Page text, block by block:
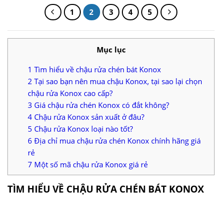
1 2 3 4 5
Mục lục
1 Tìm hiểu về chậu rửa chén bát Konox
2 Tại sao bạn nên mua chậu Konox, tại sao lại chọn
chậu rửa Konox cao cấp?
3 Giá chậu rửa chén Konox có đắt không?
4 Chậu rửa Konox sản xuất ở đâu?
5 Chậu rửa Konox loại nào tốt?
6 Địa chỉ mua chậu rửa chén Konox chính hãng giá
rẻ
7 Một số mã chậu rửa Konox giá rẻ
TÌM HIỂU VỀ CHẬU RỬA CHÉN BÁT KONOX